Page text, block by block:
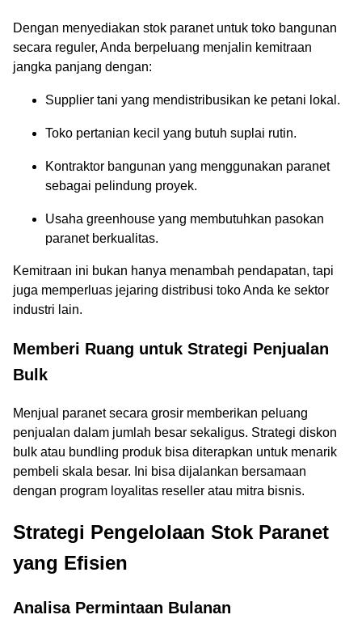
Dengan menyediakan stok paranet untuk toko bangunan
secara reguler, Anda berpeluang menjalin kemitraan
jangka panjang dengan:
Supplier tani yang mendistribusikan ke petani lokal.
Toko pertanian kecil yang butuh suplai rutin.
Kontraktor bangunan yang menggunakan paranet
sebagai pelindung proyek.
Usaha greenhouse yang membutuhkan pasokan
paranet berkualitas.
Kemitraan ini bukan hanya menambah pendapatan, tapi
juga memperluas jejaring distribusi toko Anda ke sektor
industri lain.
Memberi Ruang untuk Strategi Penjualan
Bulk
Menjual paranet secara grosir memberikan peluang
penjualan dalam jumlah besar sekaligus. Strategi diskon
bulk atau bundling produk bisa diterapkan untuk menarik
pembeli skala besar. Ini bisa dijalankan bersamaan
dengan program loyalitas reseller atau mitra bisnis.
Strategi Pengelolaan Stok Paranet
yang Efisien
Analisa Permintaan Bulanan